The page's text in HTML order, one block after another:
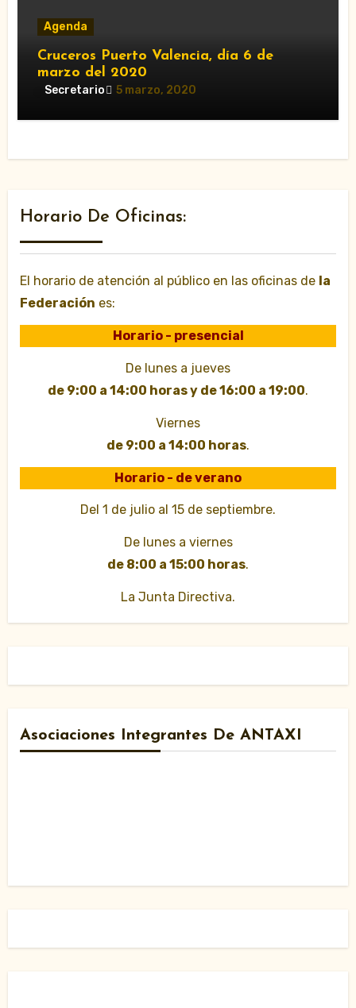
Agenda
Cruceros Puerto Valencia, día 6 de
marzo del 2020
Secretario 5 marzo, 2020
Horario De Oficinas:
El horario de atención al público en las oficinas de la
Federación es:
Horario - presencial
De lunes a jueves
de 9:00 a 14:00 horas y de 16:00 a 19:00.
Viernes
de 9:00 a 14:00 horas.
Horario - de verano
Del 1 de julio al 15 de septiembre.
De lunes a viernes
de 8:00 a 15:00 horas.
La Junta Directiva.
Asociaciones Integrantes De ANTAXI